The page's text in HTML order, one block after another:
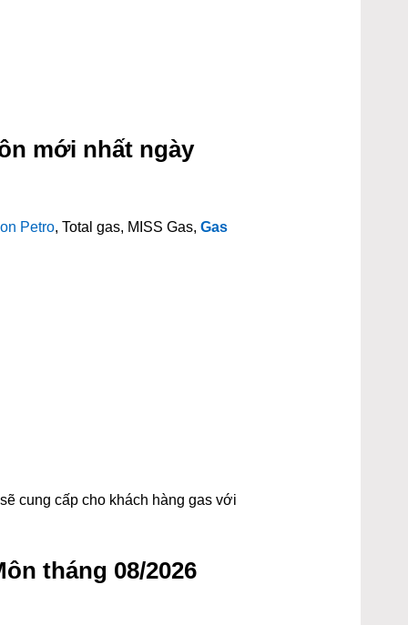
mới nhất ngày
Petro, Total gas, MISS Gas,Gas
cung cấp cho khách hàng gas với
tháng 08/2026